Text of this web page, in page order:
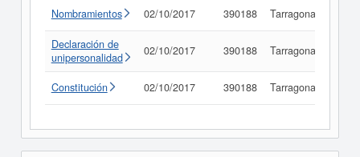
Nombramientos 02/10/2017 390188 Tarragona
Declaración de
unipersonalidad
02/10/2017 390188 Tarragona
Constitución 02/10/2017 390188 Tarragona